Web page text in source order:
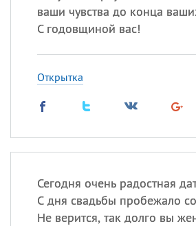
ваши чувства до конца
С годовщиной вас!
Открытка
Сегодня очень радостная
С дня свадьбы пробежало
Не верится, так долго вы